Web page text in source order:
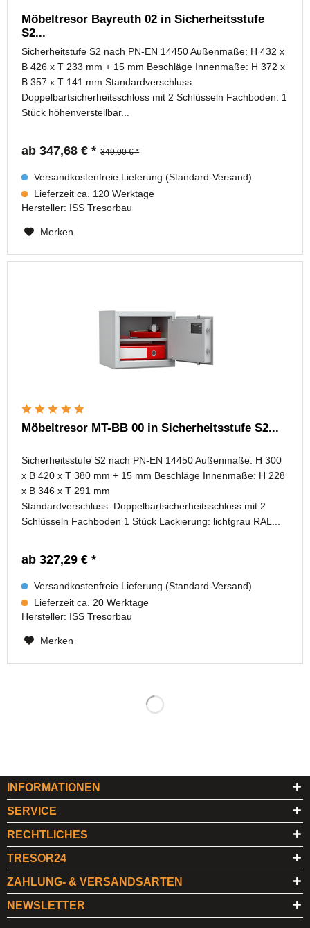
Möbeltresor Bayreuth 02 in Sicherheitsstufe
S2...
Sicherheitstufe S2 nach PN-EN 14450 Außenmaße: H 432 x
B 426 x T 233 mm + 15 mm Beschläge Innenmaße: H 372 x
B 357 x T 141 mm Standardverschluss:
Doppelbartsicherheitsschloss mit 2 Schlüsseln Fachboden: 1
Stück höhenverstellbar...
ab 347,68 € * 349,00 € *
Versandkostenfreie Lieferung (Standard-Versand)
Lieferzeit ca. 120 Werktage
Hersteller: ISS Tresorbau
Merken
Möbeltresor MT-BB 00 in Sicherheitsstufe S2...
Sicherheitsstufe S2 nach PN-EN 14450 Außenmaße: H 300
x B 420 x T 380 mm + 15 mm Beschläge Innenmaße: H 228
x B 346 x T 291 mm
Standardverschluss: Doppelbartsicherheitsschloss mit 2
Schlüsseln Fachboden 1 Stück Lackierung: lichtgrau RAL...
ab 327,29 € *
Versandkostenfreie Lieferung (Standard-Versand)
Lieferzeit ca. 20 Werktage
Hersteller: ISS Tresorbau
Merken
INFORMATIONEN
SERVICE
RECHTLICHES
TRESOR24
ZAHLUNG- & VERSANDSARTEN
NEWSLETTER